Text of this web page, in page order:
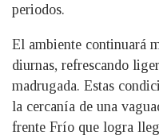
periodos.
El ambiente continuará
diurnas, refrescando
madrugada. Estas
la cercanía de una
frente Frío que logra